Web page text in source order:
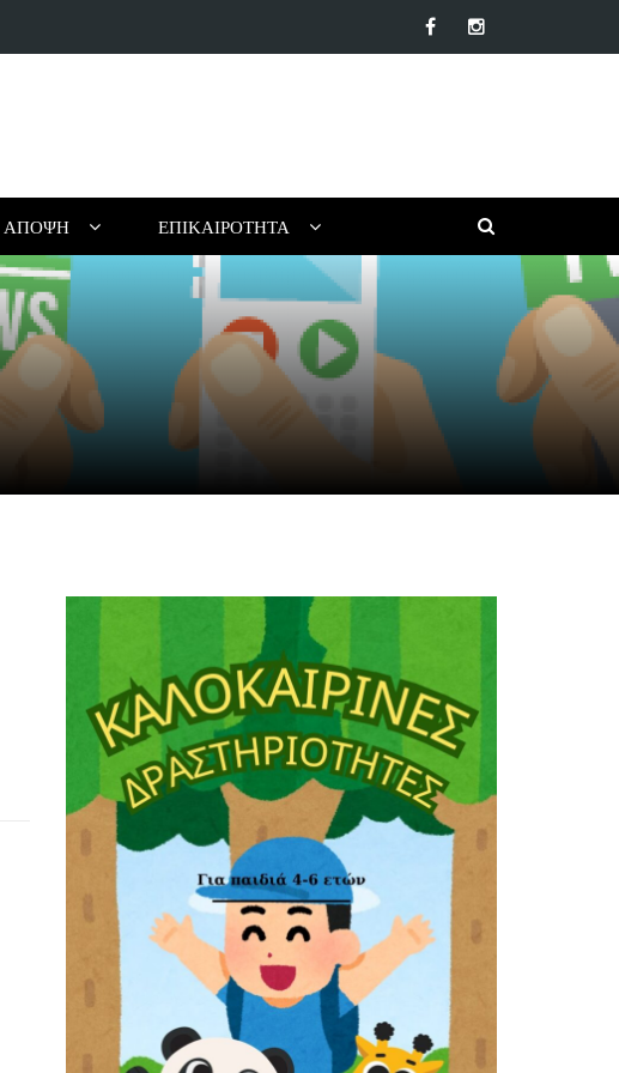
Τα 5 κορυφαία αντηλιακά προσώπου της αγοράς: Ποιο να επιλέξεις για το…
ΆΠΟΨΗ ΕΠΙΚΑΙΡΌΤΗΤΑ